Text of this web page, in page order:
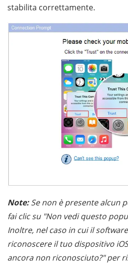
stabilita correttamente.
Note:Se non è presente alcun
fai clic su "Non vedi questo
Inoltre, nel caso in cui il
riconoscere il tuo dispositivo
ancora non riconosciuto?" per